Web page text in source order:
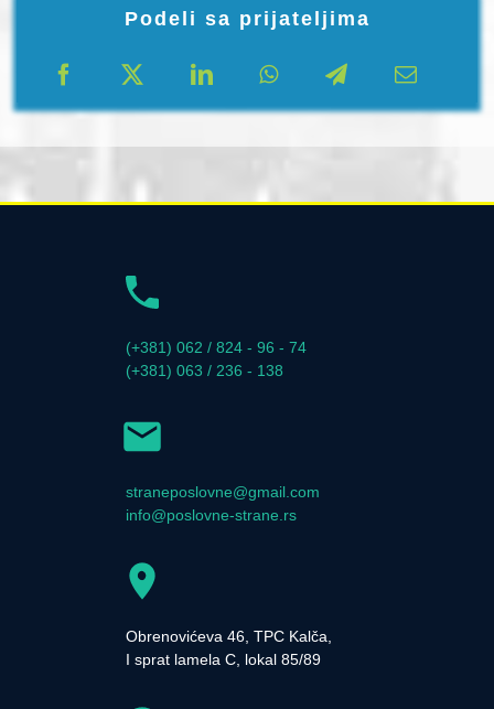
Podeli sa prijateljima
(+381) 062 / 824 - 96 - 74
(+381) 063 / 236 - 138
straneposlovne@gmail.com
info@poslovne-strane.rs
Obrenovićeva 46, TPC Kalča,
I sprat lamela C, lokal 85/89